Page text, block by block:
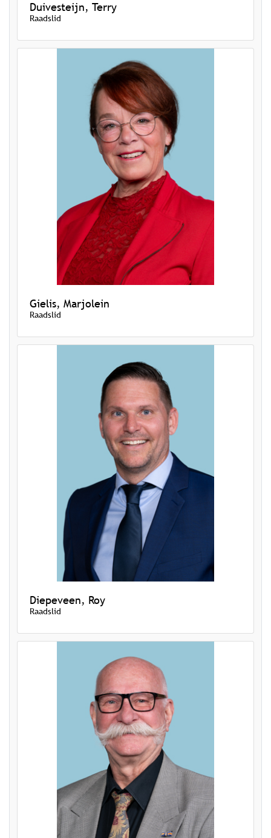
Duivesteijn, Terry
Raadslid
Gielis, Marjolein
Raadslid
Diepeveen, Roy
Raadslid